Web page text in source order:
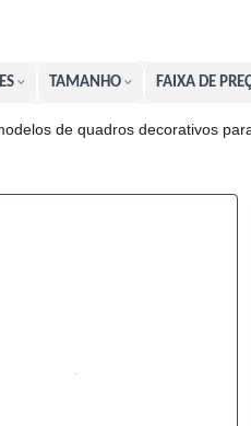
TAMANHO FAIXA DE
de quadros decorativos